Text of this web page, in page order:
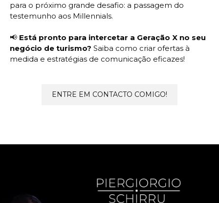
para o próximo grande desafio: a passagem do
testemunho aos Millennials.
📢 Está pronto para intercetar a Geração X no seu
negócio de turismo? Saiba como criar ofertas à
medida e estratégias de comunicação eficazes!
ENTRE EM CONTACTO COMIGO!